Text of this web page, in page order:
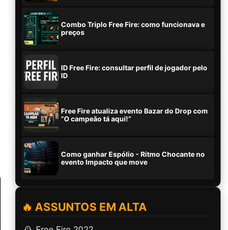
Combo Triplo Free Fire: como funcionava e
preços
ID Free Fire: consultar perfil de jogador pelo
ID
Free Fire atualiza evento Bazar do Drop com
“O campeão tá aqui!”
Como ganhar Espólio - Ritmo Chocante no
evento Impacto que move
🔥 ASSUNTOS EM ALTA